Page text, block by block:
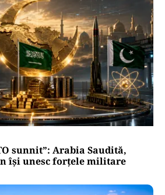
sunnit”: Arabia Saudită,
își unesc forțele militare